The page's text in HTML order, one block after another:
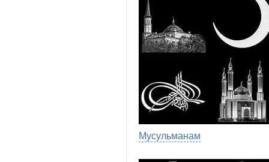
Мусульманам